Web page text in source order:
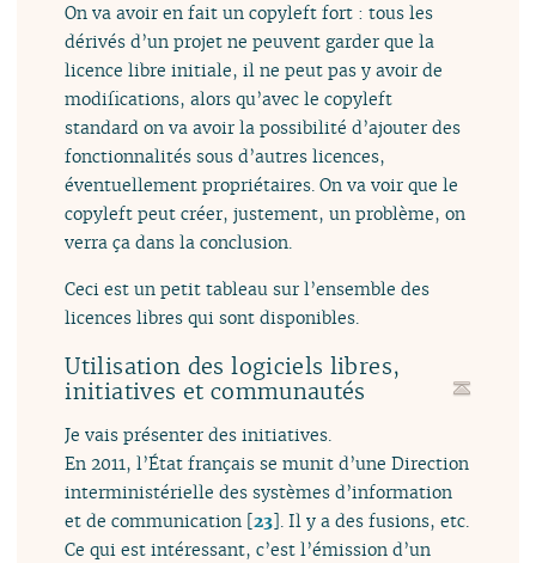
On va avoir en fait un copyleft fort : tous les
dérivés d’un projet ne peuvent garder que la
licence libre initiale, il ne peut pas y avoir de
modifications, alors qu’avec le copyleft
standard on va avoir la possibilité d’ajouter des
fonctionnalités sous d’autres licences,
éventuellement propriétaires. On va voir que le
copyleft peut créer, justement, un problème, on
verra ça dans la conclusion.
Ceci est un petit tableau sur l’ensemble des
licences libres qui sont disponibles.
Utilisation des logiciels libres,
initiatives et communautés
Je vais présenter des initiatives.
En 2011, l’État français se munit d’une Direction
interministérielle des systèmes d’information
et de communication [23]. Il y a des fusions, etc.
Ce qui est intéressant, c’est l’émission d’un